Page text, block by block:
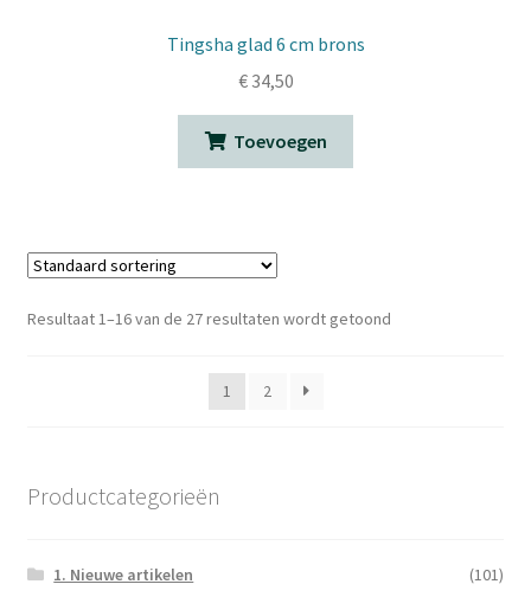
Tingsha glad 6 cm brons
€34,50
Toevoegen
Resultaat 1–16 van de 27 resultaten wordt getoond
1 2
Productcategorieën
1. Nieuwe artikelen
(101)